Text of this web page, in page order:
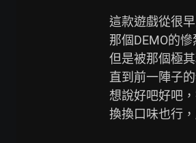
這款遊戲從很
那個DEMO的
但是被那個極
直到前一陣子
想說好吧好吧
換換口味也行